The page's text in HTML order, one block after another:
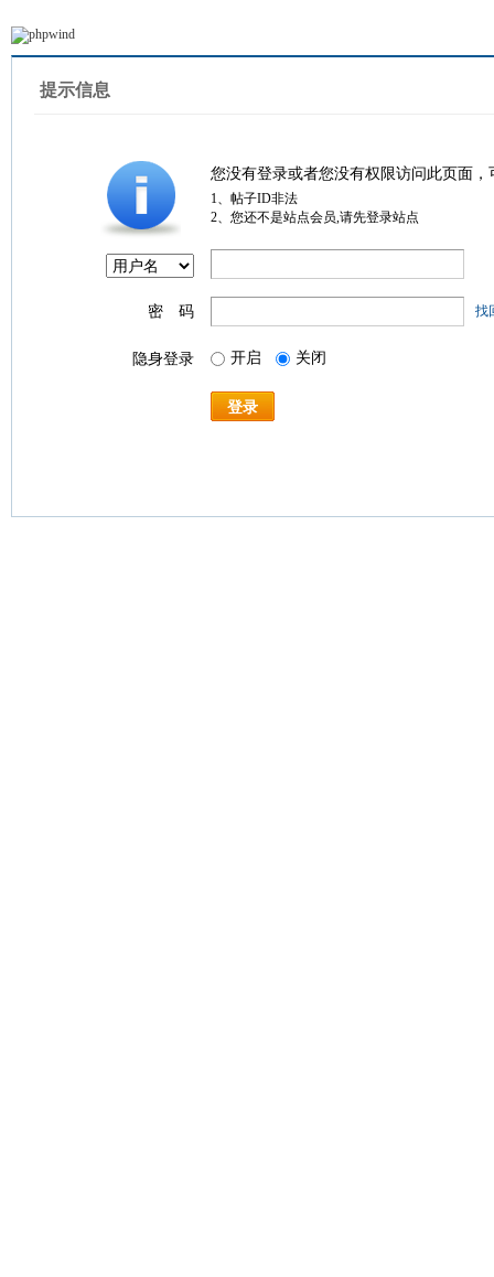
提示信息
您没有登录或者您没有权限访问此页面
1、帖子ID非法
2、您还不是站点会员,请先登录站点
密 码 找
隐身登录 开启 关闭
登录